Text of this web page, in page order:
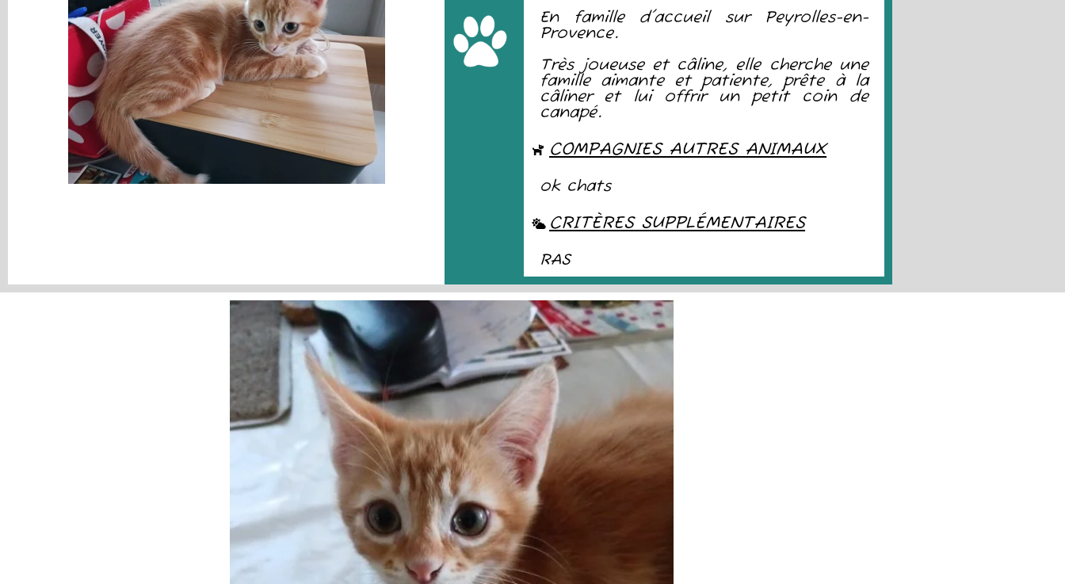
En famille d'accueil sur Peyrolles-en-
Provence.
Très joueuse et câline, elle cherche une
famille aimante et patiente, prête à la
câliner et lui offrir un petit coin de
canapé.
COMPAGNIES AUTRES ANIMAUX
ok chats
CRITÈRES SUPPLÉMENTAIRES
RAS